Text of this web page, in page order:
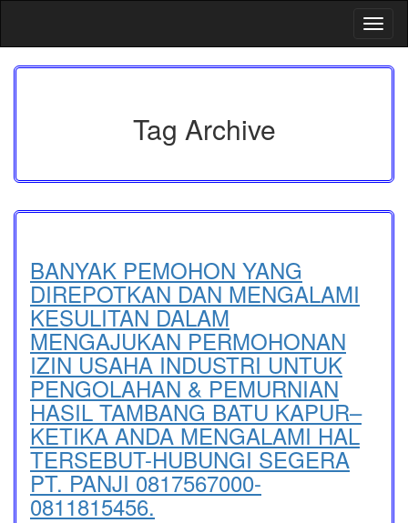
content
Tag Archive
BANYAK PEMOHON YANG
DIREPOTKAN DAN MENGALAMI
KESULITAN DALAM
MENGAJUKAN PERMOHONAN
IZIN USAHA INDUSTRI UNTUK
PENGOLAHAN & PEMURNIAN
HASIL TAMBANG BATU KAPUR–
KETIKA ANDA MENGALAMI HAL
TERSEBUT-HUBUNGI SEGERA
PT. PANJI 0817567000-
0811815456.